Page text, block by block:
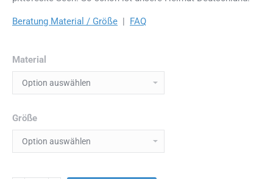
Beratung Material / Größe FAQ
Material
Größe